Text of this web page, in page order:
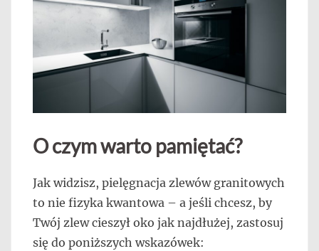
O czym warto pamiętać?
Jak widzisz, pielęgnacja zlewów granitowych
to nie fizyka kwantowa – a jeśli chcesz, by
Twój zlew cieszył oko jak najdłużej, zastosuj
się do poniższych wskazówek: